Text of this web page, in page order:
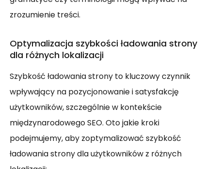
zrozumienie treści.
Optymalizacja szybkości ładowania strony
dla różnych lokalizacji
Szybkość ładowania strony to kluczowy czynnik
wpływający na pozycjonowanie i satysfakcję
użytkowników, szczególnie w kontekście
międzynarodowego SEO. Oto jakie kroki
podejmujemy, aby zoptymalizować szybkość
ładowania strony dla użytkowników z różnych